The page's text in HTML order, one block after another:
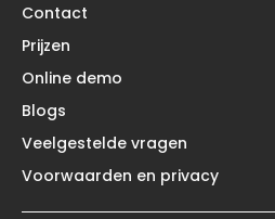
Contact
Prijzen
Online demo
Blogs
Veelgestelde vragen
Voorwaarden en privacy